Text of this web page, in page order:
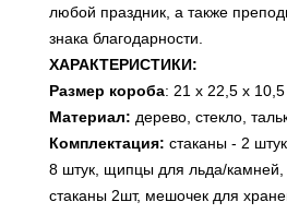
любой праздник, а также
знака благодарности.
ХАРАКТЕРИСТИКИ:
Размер короба: 21 х 22,5 х
Материал: дерево, стекло,
Комплектация: стаканы - 2
8 штук, щипцы для льда/камней,
стаканы 2шт, мешочек для